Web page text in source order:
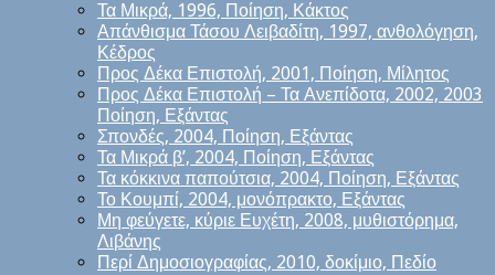
Τα Μικρά, 1996, Ποίηση, Κάκτος
Απάνθισμα Τάσου Λειβαδίτη, 1997, ανθολόγηση,
Κέδρος
Προς Δέκα Επιστολή, 2001, Ποίηση, Μίλητος
Προς Δέκα Επιστολή – Τα Ανεπίδοτα, 2002, 2003
Ποίηση, Εξάντας
Σπονδές, 2004, Ποίηση, Εξάντας
Τα Μικρά β’, 2004, Ποίηση, Εξάντας
Τα κόκκινα παπούτσια, 2004, Ποίηση, Εξάντας
Το Κουμπί, 2004, μονόπρακτο, Εξάντας
Μη φεύγετε, κύριε Ευχέτη, 2008, μυθιστόρημα,
Λιβάνης
Περί Δημοσιογραφίας, 2010, δοκίμιο, Πεδίο